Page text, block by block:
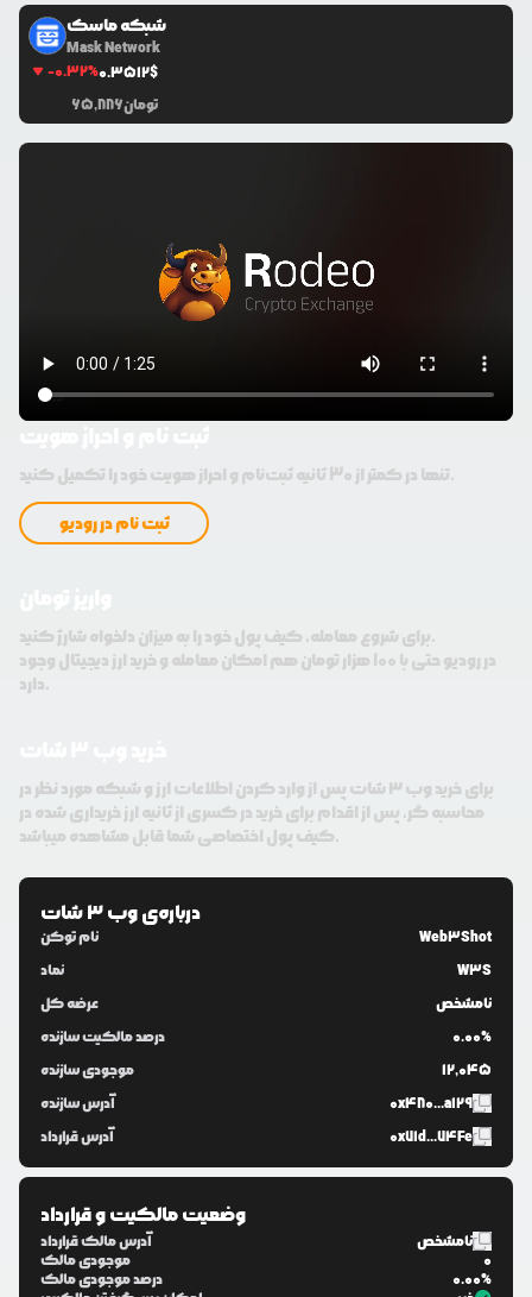
شبکه ماسک
Mask Network
-0.32%0.3512$
65,886تومان
تنها در کمتر از 30 ثانیه ثبت‌نام و احراز هویت خود را تکمیل کنید.
ثبت نام در رودیو
برای شروع معامله، کیف پول خود را به میزان دلخواه شارژ کنید.
در رودیو حتی با 100 هزار تومان هم امکان معامله و خرید ارز دیجیتال وجود
دارد.
برای خرید وب ۳ شات پس از وارد کردن اطلاعات ارز و شبکه مورد نظر در
محاسبه گر، پس از اقدام برای خرید در کسری از ثانیه ارز خریداری شده در
کیف پول اختصاصی شما قابل مشاهده میباشد.
درباره‌یوب ۳ شات
نام توکن
Web3Shot
نماد
W3S
عرضه کل
نامشخص
درصد مالکیت سازنده
0.00%
موجودی سازنده
12,045
آدرس سازنده
0x480...a129
آدرس قرارداد
0x71d...74Fe
وضعیت مالکیت و قرارداد
آدرس مالک قرارداد
نامشخص
موجودی مالک
0
درصد موجودی مالک
0.00%